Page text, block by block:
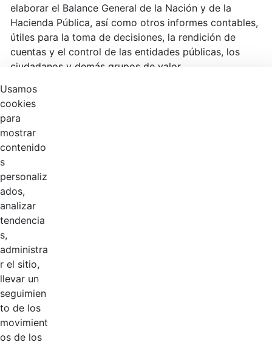
elaborar el Balance General de la Nación y de la
Hacienda Pública, así como otros informes contables,
útiles para la toma de decisiones, la rendición de
cuentas y el control de las entidades públicas, los
ciudadanos y demás grupos de valor.
Manual de Identidad Visual Corporativa CGN versión
10.
Inicio
Documentos de consulta
Usamos
cookies
para
mostrar
contenido
s
personaliz
ados,
analizar
tendencia
s,
administra
r el sitio,
llevar un
seguimien
to de los
movimient
os de los